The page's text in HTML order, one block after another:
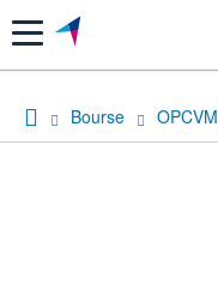
Menu
Bourse OPCVM